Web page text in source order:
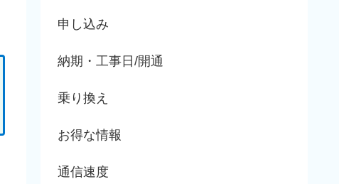
申し込み
納期・工事日/開通
乗り換え
お得な情報
通信速度